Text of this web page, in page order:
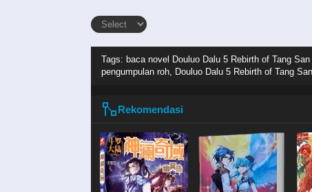
Tags: baca novel Douluo Dalu 5 Rebirth of Tang
pengumpulan roh, Douluo Dalu 5 Rebirth of Tang
Rekomendasi